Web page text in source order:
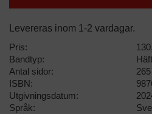
Levereras inom 1-2 vardagar.
Pris:
Bandtyp:
Antal sidor:
265
ISBN:
Utgivningsdatum:
Språk: